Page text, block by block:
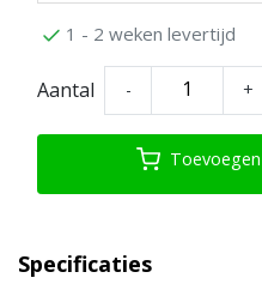
1 - 2 weken levertijd
Aantal - +
Specificaties